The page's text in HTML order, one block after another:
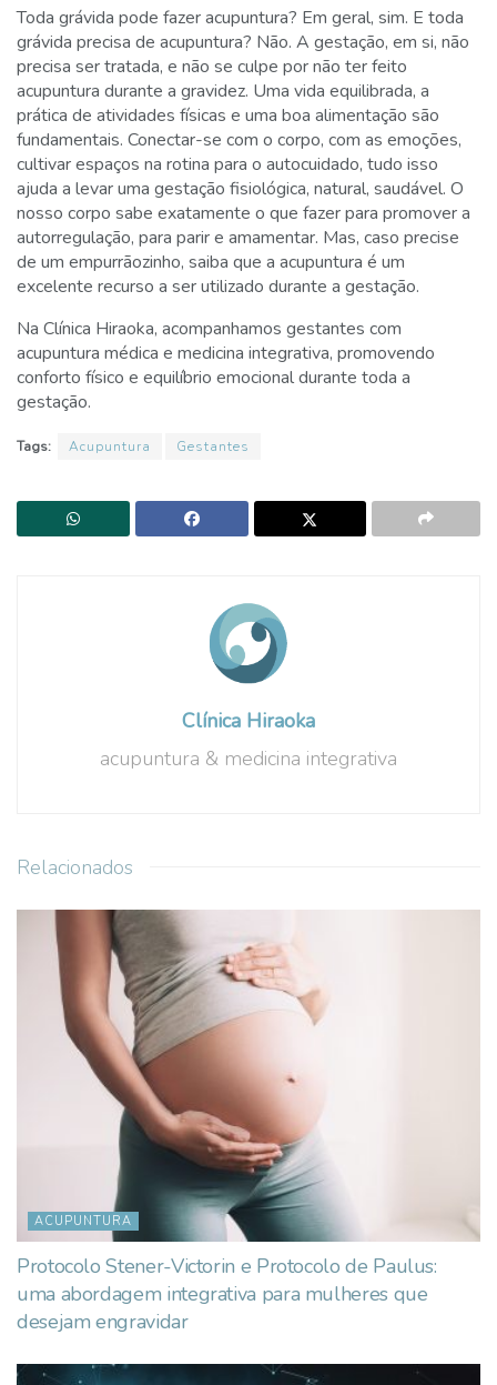
Toda grávida pode fazer acupuntura? Em geral, sim. E toda
grávida precisa de acupuntura? Não. A gestação, em si, não
precisa ser tratada, e não se culpe por não ter feito
acupuntura durante a gravidez. Uma vida equilibrada, a
prática de atividades físicas e uma boa alimentação são
fundamentais. Conectar-se com o corpo, com as emoções,
cultivar espaços na rotina para o autocuidado, tudo isso
ajuda a levar uma gestação fisiológica, natural, saudável. O
nosso corpo sabe exatamente o que fazer para promover a
autorregulação, para parir e amamentar. Mas, caso precise
de um empurrãozinho, saiba que a acupuntura é um
excelente recurso a ser utilizado durante a gestação.
Na Clínica Hiraoka, acompanhamos gestantes com
acupuntura médica e medicina integrativa, promovendo
conforto físico e equilíbrio emocional durante toda a
gestação.
Tags: Acupuntura Gestantes
Clínica Hiraoka
acupuntura & medicina integrativa
Relacionados
ACUPUNTURA
Protocolo Stener-Victorin e Protocolo de Paulus:
uma abordagem integrativa para mulheres que
desejam engravidar